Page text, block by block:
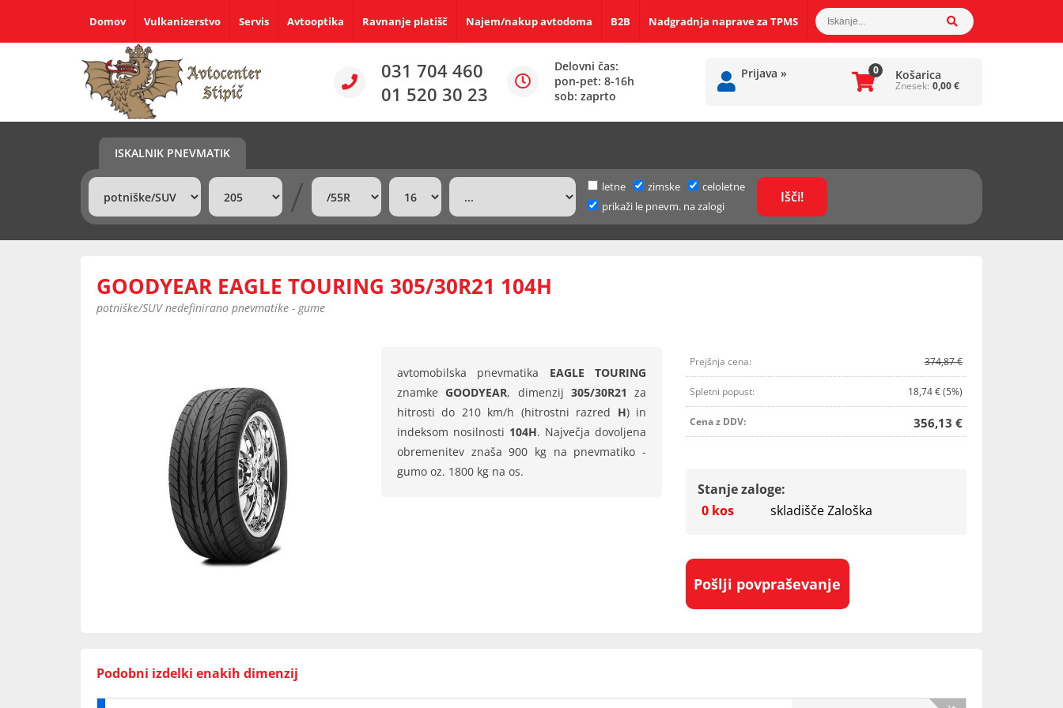
Domov Vulkanizerstvo Servis Avtooptika Ravnanje platišč Najem/nakup avtodoma B2B Nadgradnja naprave za TPMS
031 704 460
01 520 30 23
Delovni čas:
pon-pet: 8-16h
sob: zaprto
Prijava » Košarica
0
Znesek: 0,00€
ISKALNIK PNEVMATIK
/ letne zimske
celoletne
prikaži le pnevm. na zalogi
GOODYEAR EAGLE TOURING 305/30R21 104H
potniške/SUV nedefinirano pnevmatike - gume
avtomobilska pnevmatika EAGLE TOURING
znamkeGOODYEAR, dimenzij 305/30R21 za
hitrosti do 210 km/h (hitrostni razred H) in
indeksom nosilnosti 104H. Največja dovoljena
obremenitev znaša 900 kg na pnevmatiko -
gumo oz. 1800 kg na os.
Prejšnja cena: 374,87 €
Spletni popust: 18,74 € (5%)
Cena z DDV: 356,13 €
Stanje zaloge:
0 kos
skladišče Zaloška
Pošlji povpraševanje
Podobni izdelki enakih dimenzij